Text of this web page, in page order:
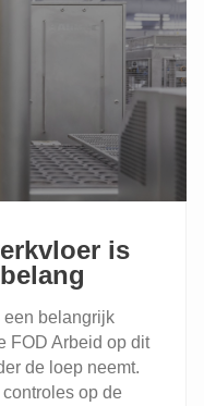
is
belangrijk
FOD Arbeid op dit
de loep neemt.
op de